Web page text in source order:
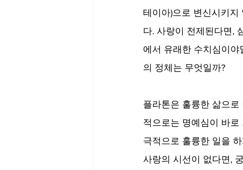
테이아)으로 변신시키
다. 사랑이 전제된다면,
에서 유래한 수치심이야
의 정체는 무엇일까?
플라톤은 훌륭한 삶으
적으로는 명예심이 바
극적으로 훌륭한 일을
사랑의 시선이 없다면,